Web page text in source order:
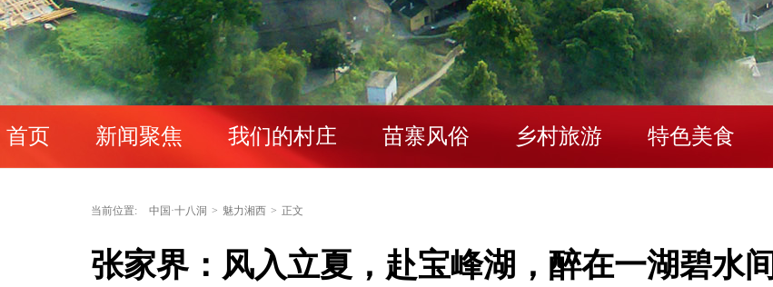
首页 新闻聚焦 我们的村庄 苗寨风俗 乡村旅游 特色美食
当前位置: 中国·十八洞 > 魅力湘西 > 正文
张家界：风入立夏，赴宝峰湖，醉在一湖碧水间